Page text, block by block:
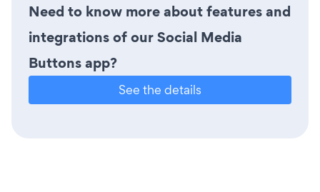
Need to know more about features and
integrations of our Social Media
Buttons app?
See the details